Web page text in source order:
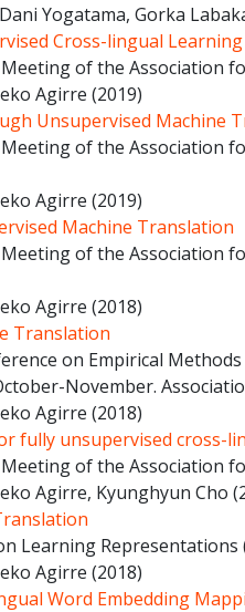
Yogatama, Gorka
Cross-lingual Learning
of the Association
Agirre (2019)
Unsupervised Machine
of the Association
Agirre (2019)
Machine Translation
of the Association
Agirre (2018)
Translation
on Empirical
November.
Agirre (2018)
fully unsupervised cross-
of the Association
Agirre, Kyunghyun Cho
Learning Representations
Agirre (2018)
Word Embedding